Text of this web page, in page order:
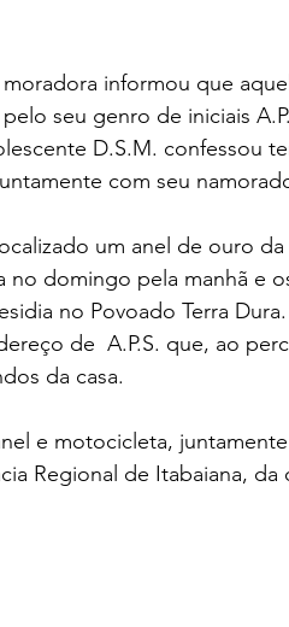
informou que
seu genro de iniciais
D.S.M. confessou
com seu
um anel de ouro
no domingo pela manhã e
no Povoado Terra
de  A.P.S. que, ao
da casa.
e motocicleta,
Regional de Itabaiana,